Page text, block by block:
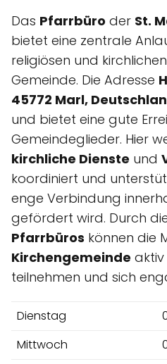
Das Pfarrbüro der St.
bietet eine zentrale
religiösen und
Gemeinde. Die Adresse
45772 Marl,
und bietet eine gute
Gemeindeglieder. Hier
kirchliche Dienste und
koordiniert und
enge Verbindung
gefördert wird. Durch
Pfarrbüros können die
Kirchengemeinde
teilnehmen und sich
Dienstag
Mittwoch